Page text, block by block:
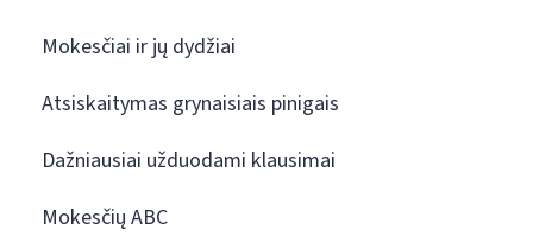
Mokesčiai ir jų dydžiai
Atsiskaitymas grynaisiais pinigais
Dažniausiai užduodami klausimai
Mokesčių ABC